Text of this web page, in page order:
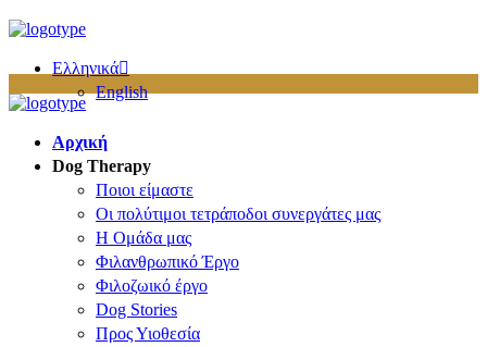
Ελληνικά
English
Αρχική
Dog Therapy
Ποιοι είμαστε
Οι πολύτιμοι τετράποδοι συνεργάτες μας
Η Ομάδα μας
Φιλανθρωπικό Έργο
Φιλοζωικό έργο
Dog Stories
Προς Υιοθεσία